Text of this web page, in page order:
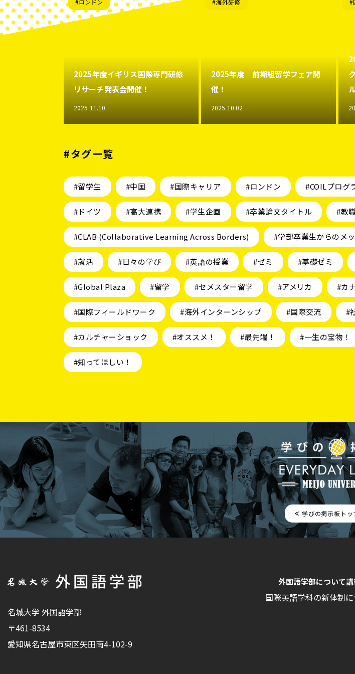
2025年度イギリス国際専門研修
リサーチ発表会開催！
2025.11.10
#ロンドン
2025年度 前期組留学フェア開
催！
2025.10.02
#海外研修 #
#タグ一覧
#留学生 #中国 #国際キャリア #ロンドン #COILプログ
#ドイツ #高大連携 #学生企画 #卒業論文タイトル #教
#CLAB (Collaborative Learning Across Borders) #学部卒業生からのメ
#就活 #日々の学び #英語の授業 #ゼミ #基礎ゼミ
#Global Plaza #留学 #セメスター留学 #アメリカ #カ
#国際フィールドワーク #海外インターンシップ #国際交流 #
#カルチャーショック #オススメ！ #最先端！ #一生の宝物！
#知ってほしい！
学びの掲示板トッ
名城大学 外国語学部
〒461-8534
愛知県名古屋市東区矢田南4-102-9
外国語学部について
国際英語学科の新体制